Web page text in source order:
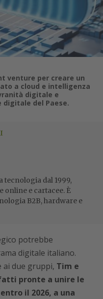
venture per creare un
a cloud e intelligenza
digitale e
digitale del Paese.
tecnologia dal 1999,
online e cartacee. È
B2B, hardware e
potrebbe
digitale italiano.
ai due gruppi, Tim e
pronte a unire le
il 2026, a una